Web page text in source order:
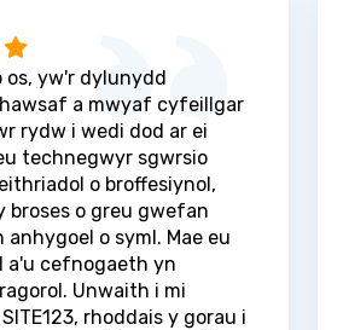
os, yw'r dylunydd
a mwyaf cyfeillgar
rydw i wedi dod ar ei
technegwyr sgwrsio
o broffesiynol,
broses o greu gwefan
anhygoel o syml. Mae eu
a'u cefnogaeth yn
Unwaith i mi
rhoddais y gorau i